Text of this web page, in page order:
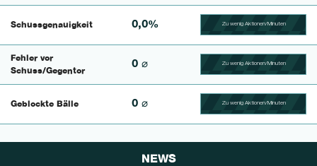
Schussgenauigkeit 0,0% Zu wenig Aktionen/Minuten
Fehler vor
Schuss/Gegentor
0 ⌀ Zu wenig Aktionen/Minuten
Geblockte Bälle 0 ⌀ Zu wenig Aktionen/Minuten
NEWS